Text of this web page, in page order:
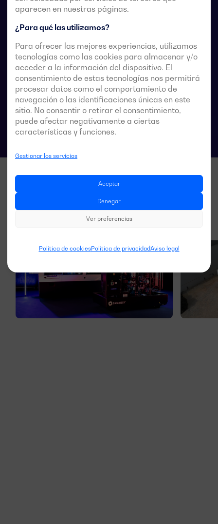
aparecen en nuestras páginas.
¿Para qué las utilizamos?
Para ofrecer las mejores experiencias, utilizamos
tecnologías como las cookies para almacenar y/o
acceder a la información del dispositivo. El
consentimiento de estas tecnologías nos permitirá
procesar datos como el comportamiento de
navegación o las identificaciones únicas en este
sitio. No consentir o retirar el consentimiento,
puede afectar negativamente a ciertas
características y funciones.
Gestionar los servicios
Aceptar
Denegar
Ver preferencias
Política de cookiesPolítica de privacidadAviso legal
Están diseñados para usarse en sistemas de
breve interrupción de la alimentación de la carga
durante la transferencia.
Fichas técnicas de las conmutaciones